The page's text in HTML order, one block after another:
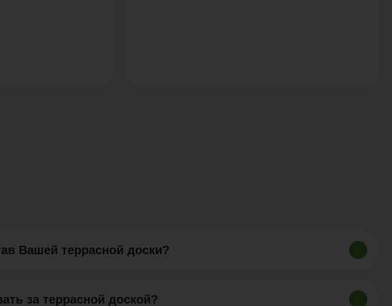
Вашей террасной доски?
экструзии. Террасная доска из древесно-полимерного композита является
за террасной доской?